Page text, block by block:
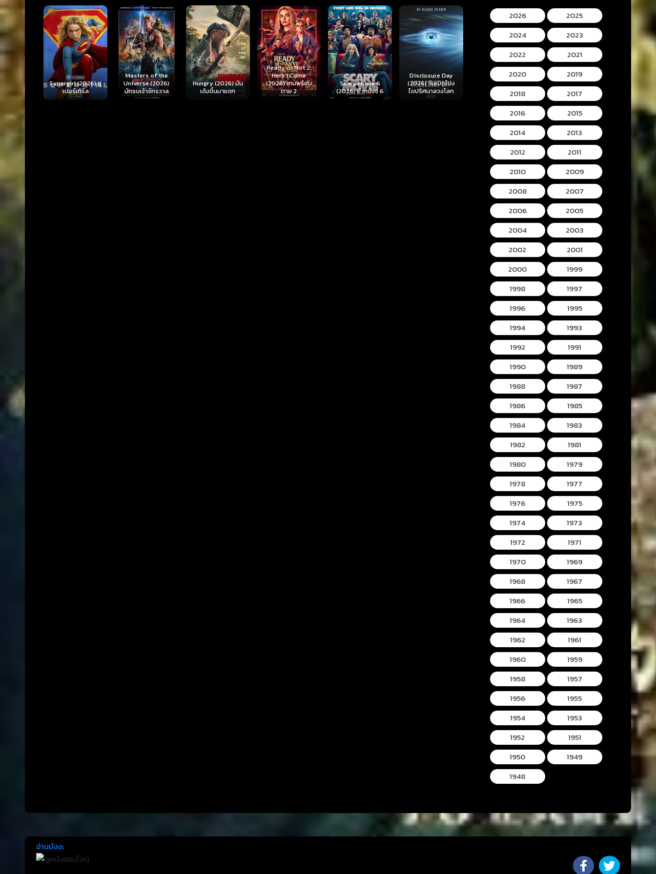
(2026) ซู
Masters of the
Universe (2026)
นักรบเจ้าจักรวาล
Hungry (2026) มัน
เด้งขึ้นมาแดก
Ready or Not 2:
Here I Come
(2026) เกมพร้อม
ตาย 2
Scary Movie 6
(2026) ยำหนังจี้ 6
Disclosure Day
(2026) วันเปิดโปง
ไขปริศนาลวงโลก
Backrooms (2026)
นรกห้องลับ
Hokum (2026) ห้อง
กุมวิญญาณ
Mortal Kombat II
(2026) มอร์ทัล คอม
แบท 2
2026
2025
2024
2023
2022
2021
2020
2019
2018
2017
2016
2015
2014
2013
2012
2011
2010
2009
2008
2007
2006
2005
2004
2003
2002
2001
2000
1999
1998
1997
1996
1995
1994
1993
1992
1991
1990
1989
1988
1987
1986
1985
1984
1983
1982
1981
1980
1979
1978
1977
1976
1975
1974
1973
1972
1971
1970
1969
1968
1967
1966
1965
1964
1963
1962
1961
1960
1959
1958
1957
1956
1955
1954
1953
1952
1951
1950
1949
1948
อ่านมังงะ